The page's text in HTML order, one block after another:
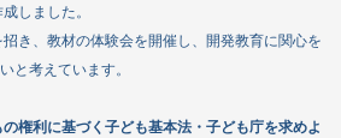
しました。
き、教材の体験会を開催し、開発教育に関心を
と考えています。
の権利に基づく子ども基本法・子ども庁を求めよ